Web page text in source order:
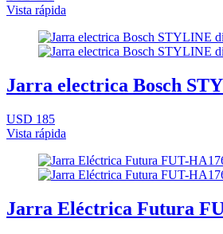
Vista rápida
Jarra electrica Bosch
USD 185
Vista rápida
Jarra Eléctrica Futura